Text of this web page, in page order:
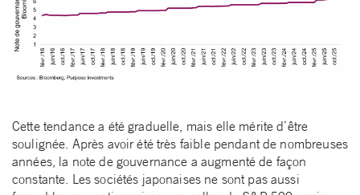
Cette tendance a été graduelle, mais elle mérite d’être
soulignée. Après avoir été très faible pendant de nombreuses
années, la note de gouvernance a augmenté de façon
constante. Les sociétés japonaises ne sont pas aussi